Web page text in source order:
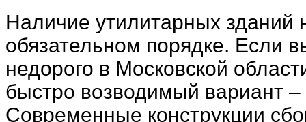
Наличие утилитарных зданий
обязательном порядке. Если
недорого в Московской
быстро возводимый вариант
Современные конструкции